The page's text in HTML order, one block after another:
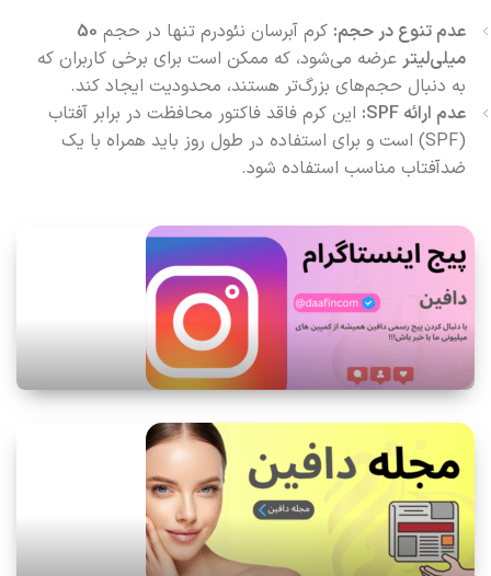
عدم تنوع در حجم: کرم آبرسان نئودرم تنها در حجم 50
میلی‌لیتر عرضه می‌شود، که ممکن است برای برخی کاربران که
به دنبال حجم‌های بزرگ‌تر هستند، محدودیت ایجاد کند.
عدم ارائه SPF:
این کرم فاقد فاکتور محافظت در برابر آفتاب
(SPF) است و برای استفاده در طول روز باید همراه با یک
ضدآفتاب مناسب استفاده شود.